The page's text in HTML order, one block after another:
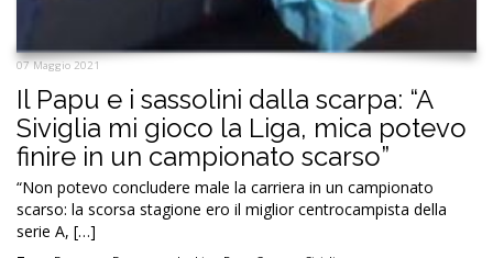
07 Maggio 2021
Il Papu e i sassolini dalla scarpa: “A
Siviglia mi gioco la Liga, mica potevo
finire in un campionato scarso”
“Non potevo concludere male la carriera in un campionato
scarso: la scorsa stagione ero il miglior centrocampista della
serie A, […]